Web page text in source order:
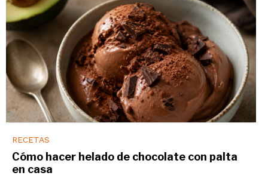
RECETAS
Cómo hacer helado de chocolate con palta
en casa